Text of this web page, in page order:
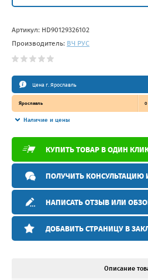
Артикул: HD90129326102
Производитель: ВЧ РУС
Цена г. Ярославль
Ярославль 0
Наличие и цены
КУПИТЬ ТОВАР В ОДИН
ПОЛУЧИТЬ КОНСУЛЬТАЦИЮ
НАПИСАТЬ ОТЗЫВ ИЛИ
ДОБАВИТЬ СТРАНИЦУ В
Описание